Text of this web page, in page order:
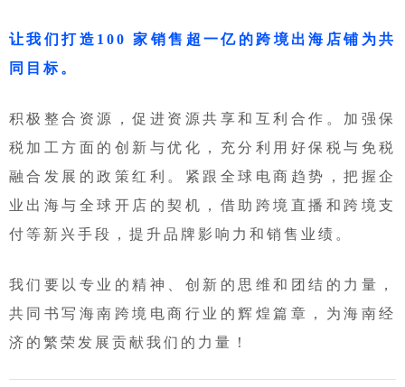
让我们打造100 家销售超一亿的跨境出海店铺为共
同目标。
积极整合资源，促进资源共享和互利合作。加强保
税加工方面的创新与优化，充分利用好保税与免税
融合发展的政策红利。紧跟全球电商趋势，把握企
业出海与全球开店的契机，借助跨境直播和跨境支
付等新兴手段，提升品牌影响力和销售业绩。
我们要以专业的精神、创新的思维和团结的力量，
共同书写海南跨境电商行业的辉煌篇章，为海南经
济的繁荣发展贡献我们的力量！